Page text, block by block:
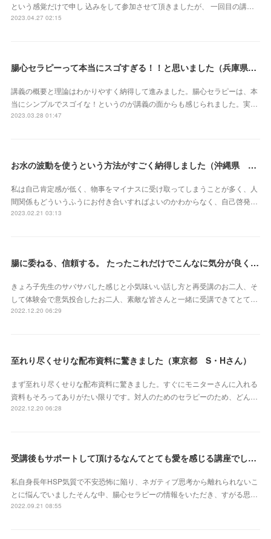
という感覚だけで申し 込みをして参加させて頂きましたが、 一回目の講…
2023.04.27 02:15
腸心セラピーって本当にスゴすぎる！！と思いました（兵庫県 M・Oさん）
講義の概要と理論はわかりやすく納得して進みました。腸心セラピーは、本
当にシンプルでスゴイな！というのが講義の面からも感じられました。実…
2023.03.28 01:47
お水の波動を使うという方法がすごく納得しました（沖縄県 S・Mさん）
私は自己肯定感が低く、物事をマイナスに受け取ってしまうことが多く、人
間関係もどういうふうにお付き合いすればよいのかわからなく、自己啓発…
2023.02.21 03:13
腸に委ねる、信頼する。 たったこれだけでこんなに気分が良くなれるなんて本当にスゴイ‼︎（東京都 會澤亜紀さん）
きょろ子先生のサバサバした感じと小気味いい話し方と再受講のお二人、そ
して体験会で意気投合したお二人、素敵な皆さんと一緒に受講できてとて…
2022.12.20 06:29
至れり尽くせりな配布資料に驚きました（東京都 S・Hさん）
まず至れり尽くせりな配布資料に驚きました。すぐにモニターさんに入れる
資料もそろってありがたい限りです。対人のためのセラピーのため、どん…
2022.12.20 06:28
受講後もサポートして頂けるなんてとても愛を感じる講座でした（北海道 原田いずみさん）
私自身長年HSP気質で不安恐怖に陥り、ネガティブ思考から離れられないこ
とに悩んでいましたそんな中、腸心セラピーの情報をいただき、すがる思…
2022.09.21 08:55